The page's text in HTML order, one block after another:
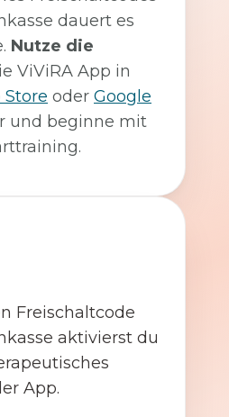
dauert es
Nutze die
ViViRA App in
oder Google
und beginne mit
Freischaltcode
aktivierst du
App.